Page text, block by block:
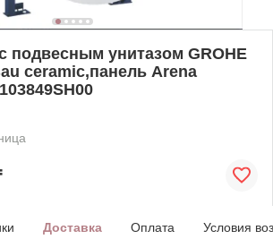
подвесным унитазом GROHE
ceramic,панель Arena
Доставка Оплата Условия